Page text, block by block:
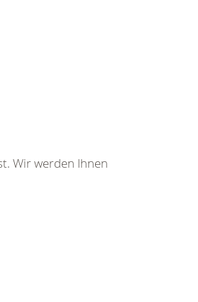
Wir werden Ihnen